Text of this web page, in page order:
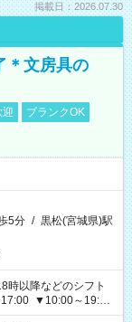
掲載日：2026.07.30
＊文房具の
迎
ブランクOK
5分 / 黒松(宮城県)駅
時以降などのシフト